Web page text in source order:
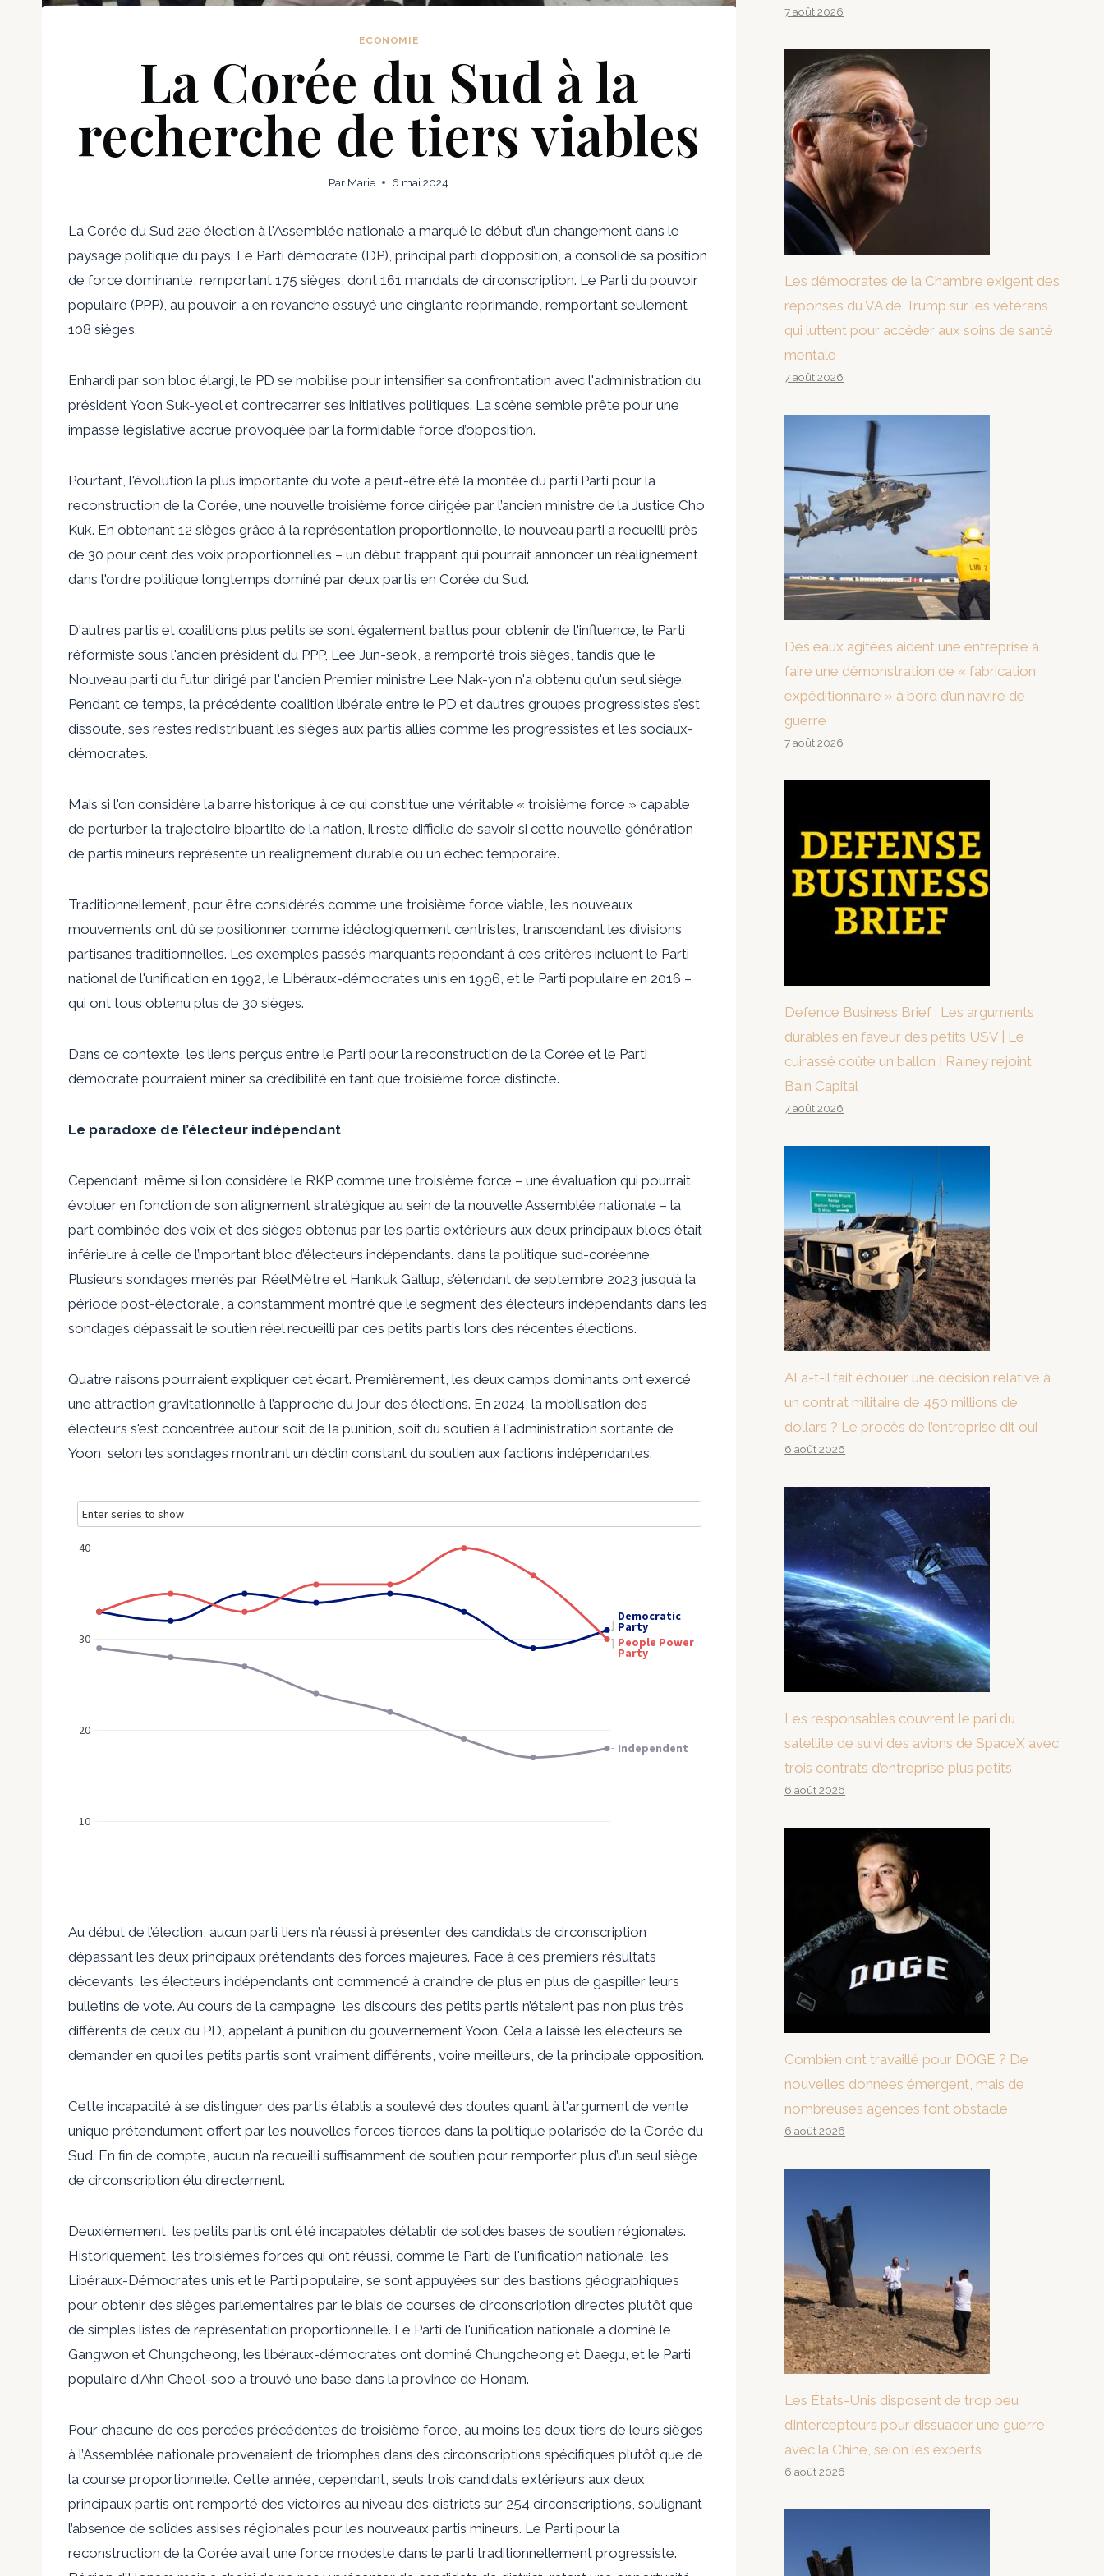
ECONOMIE
La Corée du Sud à la
recherche de tiers viables
Par Marie 6 mai 2024
La Corée du Sud 22e élection à l'Assemblée nationale a marqué le début d’un changement dans le
paysage politique du pays. Le Parti démocrate (DP), principal parti d'opposition, a consolidé sa position
de force dominante, remportant 175 sièges, dont 161 mandats de circonscription. Le Parti du pouvoir
populaire (PPP), au pouvoir, a en revanche essuyé une cinglante réprimande, remportant seulement
108 sièges.
Enhardi par son bloc élargi, le PD se mobilise pour intensifier sa confrontation avec l'administration du
président Yoon Suk-yeol et contrecarrer ses initiatives politiques. La scène semble prête pour une
impasse législative accrue provoquée par la formidable force d’opposition.
Pourtant, l'évolution la plus importante du vote a peut-être été la montée du parti Parti pour la
reconstruction de la Corée , une nouvelle troisième force dirigée par l’ancien ministre de la Justice Cho
Kuk. En obtenant 12 sièges grâce à la représentation proportionnelle, le nouveau parti a recueilli près
de 30 pour cent des voix proportionnelles – un début frappant qui pourrait annoncer un réalignement
dans l'ordre politique longtemps dominé par deux partis en Corée du Sud.
D'autres partis et coalitions plus petits se sont également battus pour obtenir de l'influence, le Parti
réformiste sous l'ancien président du PPP, Lee Jun-seok, a remporté trois sièges, tandis que le
Nouveau parti du futur dirigé par l'ancien Premier ministre Lee Nak-yon n'a obtenu qu'un seul siège.
Pendant ce temps, la précédente coalition libérale entre le PD et d’autres groupes progressistes s’est
dissoute, ses restes redistribuant les sièges aux partis alliés comme les progressistes et les sociaux-
démocrates.
Mais si l'on considère la barre historique à ce qui constitue une véritable « troisième force » capable
de perturber la trajectoire bipartite de la nation, il reste difficile de savoir si cette nouvelle génération
de partis mineurs représente un réalignement durable ou un échec temporaire.
Traditionnellement, pour être considérés comme une troisième force viable, les nouveaux
mouvements ont dû se positionner comme idéologiquement centristes, transcendant les divisions
partisanes traditionnelles. Les exemples passés marquants répondant à ces critères incluent le Parti
national de l'unification en 1992, le Libéraux-démocrates unis en 1996, et le Parti populaire en 2016 –
qui ont tous obtenu plus de 30 sièges.
Dans ce contexte, les liens perçus entre le Parti pour la reconstruction de la Corée et le Parti
démocrate pourraient miner sa crédibilité en tant que troisième force distincte.
Le paradoxe de l’électeur indépendant
Cependant, même si l’on considère le RKP comme une troisième force – une évaluation qui pourrait
évoluer en fonction de son alignement stratégique au sein de la nouvelle Assemblée nationale – la
part combinée des voix et des sièges obtenus par les partis extérieurs aux deux principaux blocs était
inférieure à celle de l’important bloc d’électeurs indépendants. dans la politique sud-coréenne.
Plusieurs sondages menés par RéelMètre et Hankuk Gallup, s’étendant de septembre 2023 jusqu’à la
période post-électorale, a constamment montré que le segment des électeurs indépendants dans les
sondages dépassait le soutien réel recueilli par ces petits partis lors des récentes élections.
Quatre raisons pourraient expliquer cet écart. Premièrement, les deux camps dominants ont exercé
une attraction gravitationnelle à l’approche du jour des élections. En 2024, la mobilisation des
électeurs s'est concentrée autour soit de la punition, soit du soutien à l'administration sortante de
Yoon, selon les sondages montrant un déclin constant du soutien aux factions indépendantes.
Au début de l’élection, aucun parti tiers n’a réussi à présenter des candidats de circonscription
dépassant les deux principaux prétendants des forces majeures. Face à ces premiers résultats
décevants, les électeurs indépendants ont commencé à craindre de plus en plus de gaspiller leurs
bulletins de vote. Au cours de la campagne, les discours des petits partis n’étaient pas non plus très
différents de ceux du PD, appelant à punition du gouvernement Yoon. Cela a laissé les électeurs se
demander en quoi les petits partis sont vraiment différents, voire meilleurs, de la principale opposition.
Cette incapacité à se distinguer des partis établis a soulevé des doutes quant à l'argument de vente
unique prétendument offert par les nouvelles forces tierces dans la politique polarisée de la Corée du
Sud. En fin de compte, aucun n’a recueilli suffisamment de soutien pour remporter plus d’un seul siège
de circonscription élu directement.
Deuxièmement, les petits partis ont été incapables d’établir de solides bases de soutien régionales.
Historiquement, les troisièmes forces qui ont réussi, comme le Parti de l'unification nationale, les
Libéraux-Démocrates unis et le Parti populaire, se sont appuyées sur des bastions géographiques
pour obtenir des sièges parlementaires par le biais de courses de circonscription directes plutôt que
de simples listes de représentation proportionnelle. Le Parti de l'unification nationale a dominé le
Gangwon et Chungcheong, les libéraux-démocrates ont dominé Chungcheong et Daegu, et le Parti
populaire d'Ahn Cheol-soo a trouvé une base dans la province de Honam.
Pour chacune de ces percées précédentes de troisième force, au moins les deux tiers de leurs sièges
à l’Assemblée nationale provenaient de triomphes dans des circonscriptions spécifiques plutôt que de
la course proportionnelle. Cette année, cependant, seuls trois candidats extérieurs aux deux
principaux partis ont remporté des victoires au niveau des districts sur 254 circonscriptions, soulignant
l’absence de solides assises régionales pour les nouveaux partis mineurs. Le Parti pour la
reconstruction de la Corée avait une force modeste dans le parti traditionnellement progressiste.
7 août 2026
Les démocrates de la Chambre exigent des
réponses du VA de Trump sur les vétérans
qui luttent pour accéder aux soins de santé
mentale
7 août 2026
Des eaux agitées aident une entreprise à
faire une démonstration de « fabrication
expéditionnaire » à bord d’un navire de
guerre
7 août 2026
Defence Business Brief : Les arguments
durables en faveur des petits USV | Le
cuirassé coûte un ballon | Rainey rejoint
Bain Capital
7 août 2026
AI a-t-il fait échouer une décision relative à
un contrat militaire de 450 millions de
dollars ? Le procès de l’entreprise dit oui
6 août 2026
Les responsables couvrent le pari du
satellite de suivi des avions de SpaceX avec
trois contrats d’entreprise plus petits
6 août 2026
Combien ont travaillé pour DOGE ? De
nouvelles données émergent, mais de
nombreuses agences font obstacle
6 août 2026
Les États-Unis disposent de trop peu
d’intercepteurs pour dissuader une guerre
avec la Chine, selon les experts
6 août 2026